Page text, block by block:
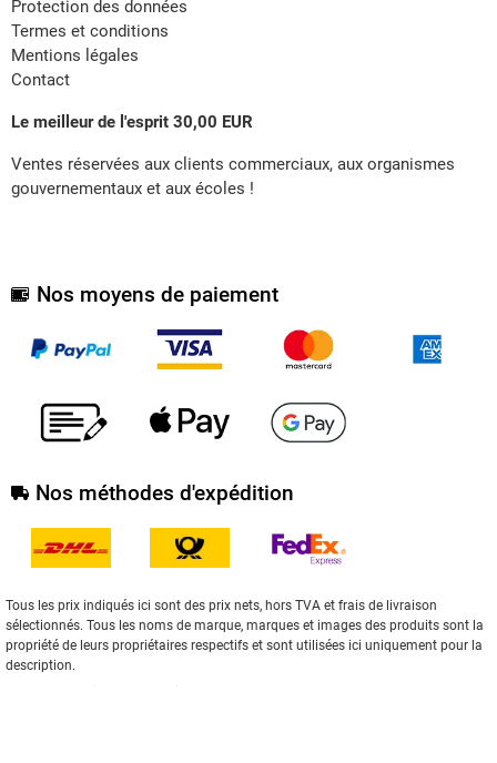
Protection des données
Termes et conditions
Mentions légales
Contact
Le meilleur de l'esprit 30,00 EUR
Ventes réservées aux clients commerciaux, aux organismes
gouvernementaux et aux écoles !
Nos moyens de paiement
Nos méthodes d'expédition
Tous les prix indiqués ici sont des prix nets, hors TVA et frais de livraison
sélectionnés. Tous les noms de marque, marques et images des produits sont la
propriété de leurs propriétaires respectifs et sont utilisées ici uniquement pour la
description.